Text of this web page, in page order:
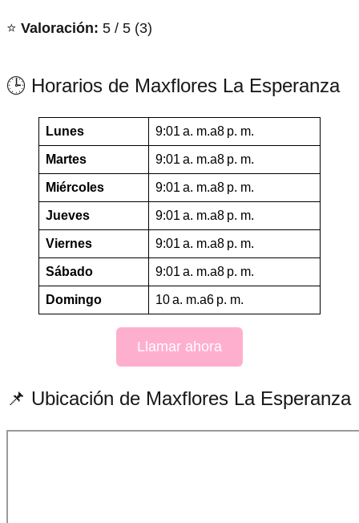
⭐ Valoración: 5 / 5 (3)
🕒 Horarios de Maxflores La Esperanza
Lunes 9:01 a. m.a8 p. m.
Martes 9:01 a. m.a8 p. m.
Miércoles 9:01 a. m.a8 p. m.
Jueves 9:01 a. m.a8 p. m.
Viernes 9:01 a. m.a8 p. m.
Sábado 9:01 a. m.a8 p. m.
Domingo 10 a. m.a6 p. m.
Llamar ahora
📌 Ubicación de Maxflores La Esperanza